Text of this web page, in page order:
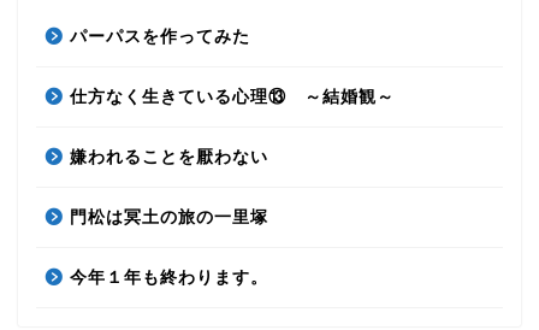
パーパスを作ってみた
仕方なく生きている心理⑬ ～結婚観～
嫌われることを厭わない
門松は冥土の旅の一里塚
今年１年も終わります。